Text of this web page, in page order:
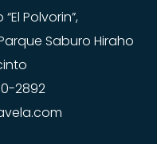
Polvorin”,
Saburo Hiraho
2892